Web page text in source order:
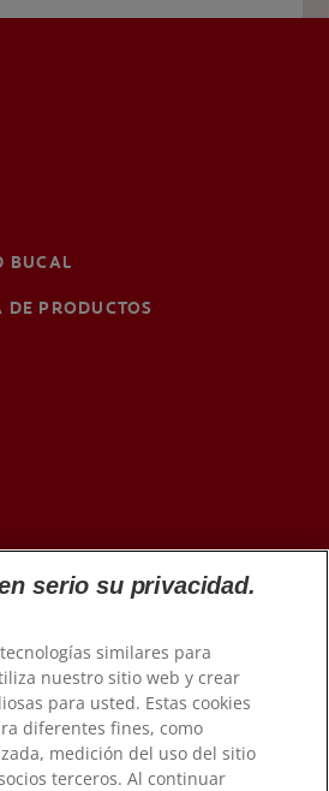
BUCAL
DE PRODUCTOS
Company. Todos los derechos
reservados.
serio su privacidad.
similares para
nuestro sitio web y crear
para usted. Estas cookies
diferentes fines, como
medición del uso del sitio
terceros. Al continuar